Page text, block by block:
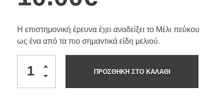
Η επιστημονική έρευνα έχει αναδείξει το Μέλι πεύκου
ως ένα από τα πιο σημαντικά είδη μελιού.
ΠΡΟΣΘΉΚΗ ΣΤΟ ΚΑΛΆΘΙ